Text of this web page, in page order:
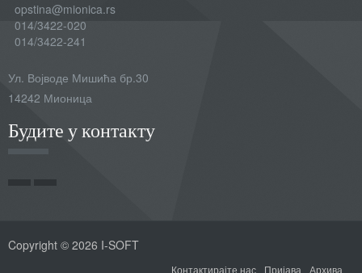
opstina@mionica.rs
014/3422-020
014/3422-241
Ул. Војводе Мишића бр.30
14242 Мионица
Будите у контакту
Copyright © 2026 I-SOFT
Контактирајте нас Пријава Архива